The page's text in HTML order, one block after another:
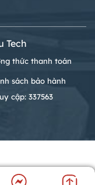
Tech
thức thanh toán
sách bảo hành
cập: 337563